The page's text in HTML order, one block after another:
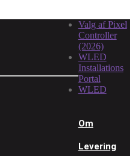
Valg af Pixel
Controller
(2026)
WLED
Installations
Portal
WLED
Om
Levering